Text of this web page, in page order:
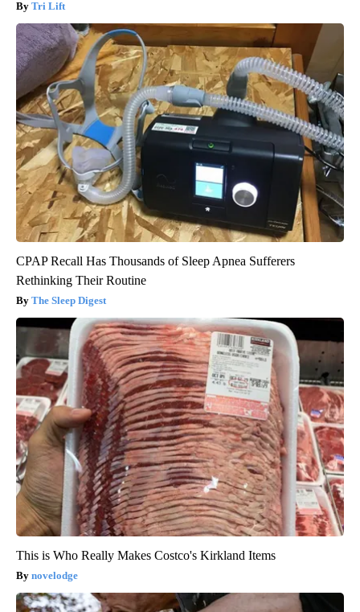
Tri Lift
CPAP Recall Has Thousands of Sleep Apnea Sufferers
Rethinking Their Routine
The Sleep Digest
This is Who Really Makes Costco's Kirkland Items
novelodge